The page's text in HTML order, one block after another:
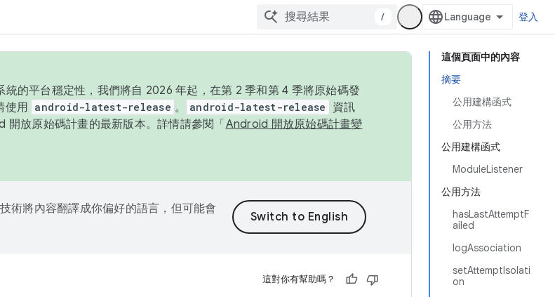
/ 登入
這個頁面中的內容
摘要
公用建構函式
公用方法
公用建構函式
ModuleListener
公用方法
hasLastAttemptF
ailed
logAssociation
setAttemptIsolati
on
的平台穩定性，我們將自 2026 年起，在第 2 季和第 4 季將原始碼發
使用 android-latest-release 。 android-latest-release
資訊
放原始碼計畫的最新版本。詳情請參閱「 Android 開放原始碼計畫變
術將內容翻譯成你偏好的語言，但可能會
這對你有幫助嗎？